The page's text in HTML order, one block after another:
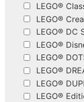
LEGO®
LEGO®
LEGO® DC
LEGO®
LEGO®
LEGO®
LEGO®
LEGO®